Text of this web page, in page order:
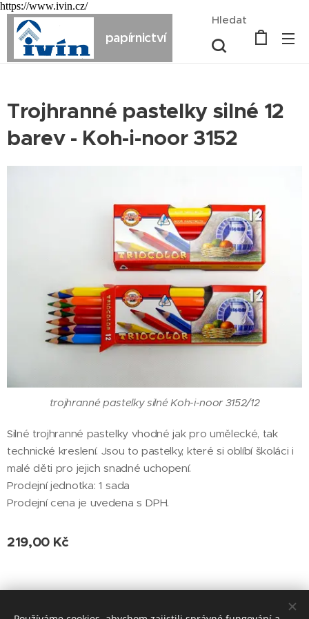
https://www.ivin.cz/
papírnictví
Hledat
Trojhranné pastelky silné 12
barev - Koh-i-noor 3152
trojhranné pastelky silné Koh-i-noor 3152/12
Silné trojhranné pastelky vhodné jak pro umělecké, tak
technické kreslení. Jsou to pastelky, které si oblíbí školáci i
malé děti pro jejich snadné uchopení.
Prodejní jednotka: 1 sada
Prodejní cena je uvedena s DPH.
219,00 Kč
© Prodejna Papírnictví Ivín, náměstí T. G. Masaryka 93, Červený